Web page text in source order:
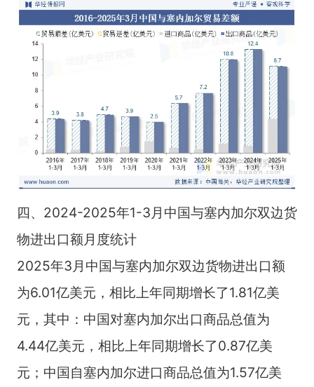
四、2024-2025年1-3月中国与塞内加尔双边货
物进出口额月度统计
2025年3月中国与塞内加尔双边货物进出口额
为6.01亿美元，相比上年同期增长了1.81亿美
元，其中：中国对塞内加尔出口商品总值为
4.44亿美元，相比上年同期增长了0.87亿美
元；中国自塞内加尔进口商品总值为1.57亿美